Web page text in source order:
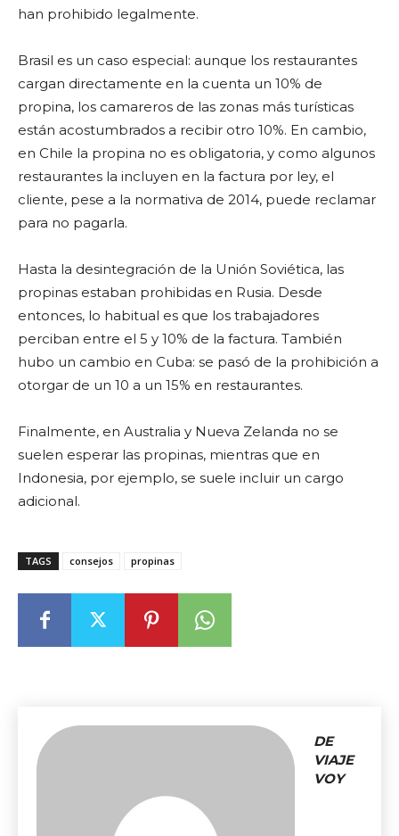
han prohibido legalmente.
Brasil es un caso especial: aunque los restaurantes
cargan directamente en la cuenta un 10% de
propina, los camareros de las zonas más turísticas
están acostumbrados a recibir otro 10%. En cambio,
en Chile la propina no es obligatoria, y como algunos
restaurantes la incluyen en la factura por ley, el
cliente, pese a la normativa de 2014, puede reclamar
para no pagarla.
Hasta la desintegración de la Unión Soviética, las
propinas estaban prohibidas en Rusia. Desde
entonces, lo habitual es que los trabajadores
perciban entre el 5 y 10% de la factura. También
hubo un cambio en Cuba: se pasó de la prohibición a
otorgar de un 10 a un 15% en restaurantes.
Finalmente, en Australia y Nueva Zelanda no se
suelen esperar las propinas, mientras que en
Indonesia, por ejemplo, se suele incluir un cargo
adicional.
TAGS consejos propinas
DE
VIAJE
VOY